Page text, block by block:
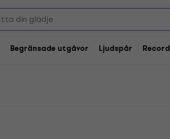
Begränsade utgåvor Ljudspår